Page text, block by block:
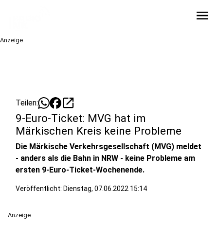
menu
Anzeige
Teilen: open_in_new
9-Euro-Ticket: MVG hat im
Märkischen Kreis keine Probleme
Die Märkische Verkehrsgesellschaft (MVG) meldet
- anders als die Bahn in NRW - keine Probleme am
ersten 9-Euro-Ticket-Wochenende.
Veröffentlicht: Dienstag, 07.06.2022 15:14
Anzeige